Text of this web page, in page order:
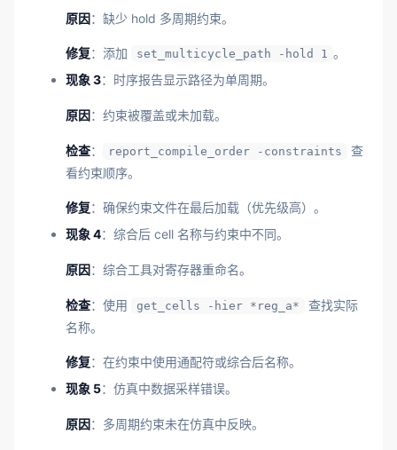
原因：缺少 hold 多周期约束。
修复：添加 set_multicycle_path -hold 1 。
现象 3：时序报告显示路径为单周期。
原因：约束被覆盖或未加载。
检查： report_compile_order -constraints
查
看约束顺序。
修复：确保约束文件在最后加载（优先级高）。
现象 4：综合后 cell 名称与约束中不同。
原因：综合工具对寄存器重命名。
检查：使用 get_cells -hier *reg_a*
查找实际
名称。
修复：在约束中使用通配符或综合后名称。
现象 5：仿真中数据采样错误。
原因：多周期约束未在仿真中反映。